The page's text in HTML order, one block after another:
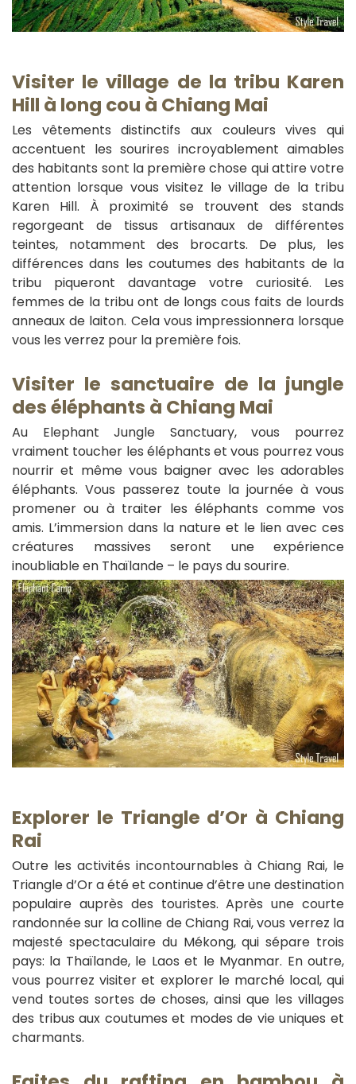
Visiter le village de la tribu Karen
Hill à long cou à Chiang Mai
Les vêtements distinctifs aux couleurs vives qui
accentuent les sourires incroyablement aimables
des habitants sont la première chose qui attire votre
attention lorsque vous visitez le village de la tribu
Karen Hill. À proximité se trouvent des stands
regorgeant de tissus artisanaux de différentes
teintes, notamment des brocarts. De plus, les
différences dans les coutumes des habitants de la
tribu piqueront davantage votre curiosité. Les
femmes de la tribu ont de longs cous faits de lourds
anneaux de laiton. Cela vous impressionnera lorsque
vous les verrez pour la première fois.
Visiter le sanctuaire de la jungle
des éléphants à Chiang Mai
Au Elephant Jungle Sanctuary, vous pourrez
vraiment toucher les éléphants et vous pourrez vous
nourrir et même vous baigner avec les adorables
éléphants. Vous passerez toute la journée à vous
promener ou à traiter les éléphants comme vos
amis. L’immersion dans la nature et le lien avec ces
créatures massives seront une expérience
inoubliable en Thaïlande – le pays du sourire.
Explorer le Triangle d’Or à Chiang
Rai
Outre les activités incontournables à Chiang Rai, le
Triangle d’Or a été et continue d’être une destination
populaire auprès des touristes. Après une courte
randonnée sur la colline de Chiang Rai, vous verrez la
majesté spectaculaire du Mékong, qui sépare trois
pays: la Thaïlande, le Laos et le Myanmar. En outre,
vous pourrez visiter et explorer le marché local, qui
vend toutes sortes de choses, ainsi que les villages
des tribus aux coutumes et modes de vie uniques et
charmants.